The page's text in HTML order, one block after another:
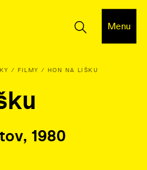
Menu
FILMY HON NA LIŠKU
1980